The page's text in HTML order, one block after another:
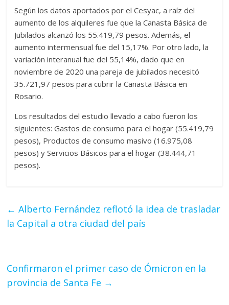
Según los datos aportados por el Cesyac, a raíz del
aumento de los alquileres fue que la Canasta Básica de
Jubilados alcanzó los 55.419,79 pesos. Además, el
aumento intermensual fue del 15,17%. Por otro lado, la
variación interanual fue del 55,14%, dado que en
noviembre de 2020 una pareja de jubilados necesitó
35.721,97 pesos para cubrir la Canasta Básica en
Rosario.
Los resultados del estudio llevado a cabo fueron los
siguientes: Gastos de consumo para el hogar (55.419,79
pesos), Productos de consumo masivo (16.975,08
pesos) y Servicios Básicos para el hogar (38.444,71
pesos).
← Alberto Fernández reflotó la idea de trasladar
la Capital a otra ciudad del país
Confirmaron el primer caso de Ómicron en la
provincia de Santa Fe →